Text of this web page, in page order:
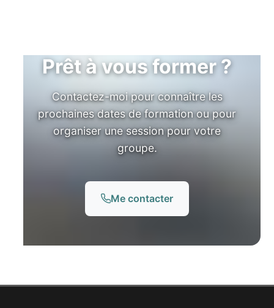
Prêt à vous former ?
Contactez-moi pour connaître les
prochaines dates de formation ou pour
organiser une session pour votre
groupe.
Me contacter